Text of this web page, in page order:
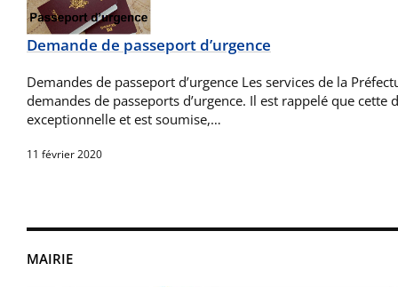
MAIRIE
Demande de passeport d’urgence
Demandes de passeport d’urgence Les services de la
demandes de passeports d’urgence. Il est rappelé que cette
exceptionnelle et est soumise,…
11 février 2020